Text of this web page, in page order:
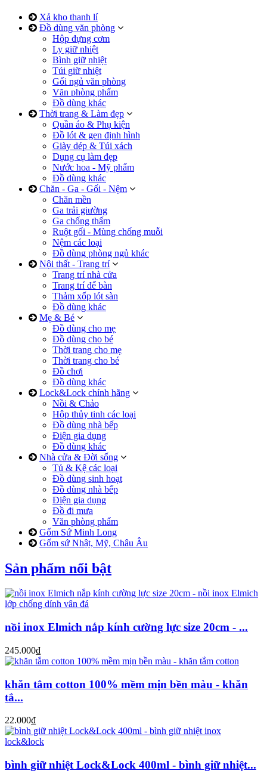
Xả kho thanh lí
Đồ dùng văn phòng
Hộp đựng cơm
Ly giữ nhiệt
Bình giữ nhiệt
Túi giữ nhiệt
Gối ngủ văn phòng
Văn phòng phẩm
Đồ dùng khác
Thời trang & Làm đẹp
Quần áo & Phụ kiện
Đồ lót & gen định hình
Giày dép & Túi xách
Dụng cụ làm đẹp
Nước hoa - Mỹ phẩm
Đồ dùng khác
Chăn - Ga - Gối - Nệm
Chăn mền
Ga trải giường
Ga chống thấm
Ruột gối - Mùng chống muỗi
Nệm các loại
Đồ dùng phòng ngủ khác
Nội thất - Trang trí
Trang trí nhà cửa
Trang trí để bàn
Thảm xốp lót sàn
Đồ dùng khác
Mẹ & Bé
Đồ dùng cho mẹ
Đồ dùng cho bé
Thời trang cho mẹ
Thời trang cho bé
Đồ chơi
Đồ dùng khác
Lock&Lock chính hãng
Nồi & Chảo
Hộp thủy tinh các loại
Đồ dùng nhà bếp
Điện gia dụng
Đồ dùng khác
Nhà cửa & Đời sống
Tủ & Kệ các loại
Đồ dùng sinh hoạt
Đồ dùng nhà bếp
Điện gia dụng
Đồ đi mưa
Văn phòng phẩm
Gốm Sứ Minh Long
Gốm sứ Nhật, Mỹ, Châu Âu
Sản phẩm nổi bật
nồi inox Elmich nắp kính cường lực size 20cm - ...
245.000₫
khăn tắm cotton 100% mềm mịn bền màu - khăn
tắ...
22.000₫
bình giữ nhiệt Lock&Lock 400ml - bình giữ nhiệt...